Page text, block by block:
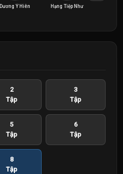
Dương Ý Hiên Hạng Tiệp Như
2
Tập
3
Tập
5
Tập
6
Tập
8
Tập